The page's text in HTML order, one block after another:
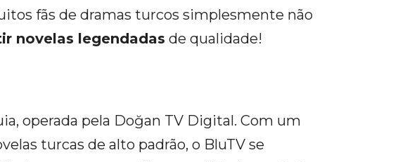
fãs de dramas turcos simplesmente não
novelas legendadas de qualidade!
operada pela Doğan TV Digital. Com um
turcas de alto padrão, o BluTV se